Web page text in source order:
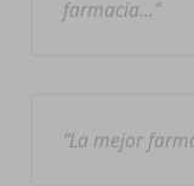
farmacia…
La mejor